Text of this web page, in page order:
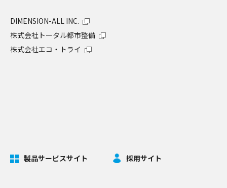
DIMENSION-ALL INC.
株式会社トータル都市整備
株式会社エコ・トライ
製品サービスサイト 採用サイト